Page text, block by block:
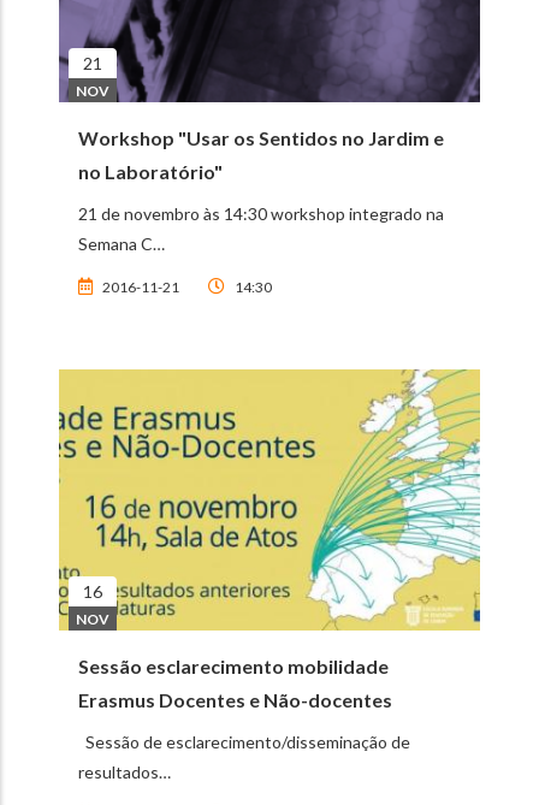
21
NOV
Workshop "Usar os Sentidos no Jardim e
no Laboratório"
21 de novembro às 14:30 workshop integrado na
Semana C…
2016-11-21 14:30
16
NOV
Sessão esclarecimento mobilidade
Erasmus Docentes e Não-docentes
Sessão de esclarecimento/disseminação de
resultados…